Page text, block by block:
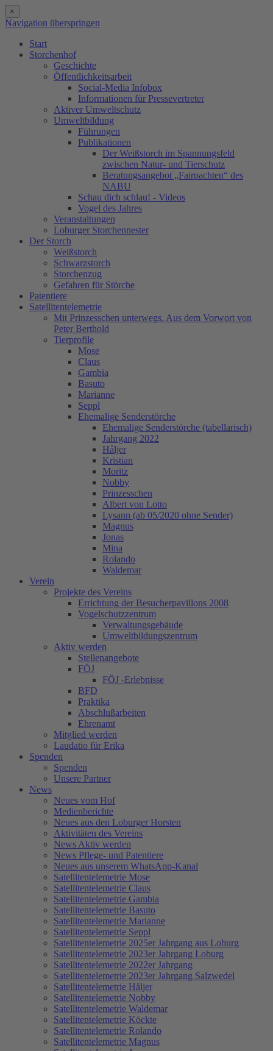
×
Navigation überspringen
Start
Storchenhof
Geschichte
Öffentlichkeitsarbeit
Social-Media Infobox
Informationen für Pressevertreter
Aktiver Umweltschutz
Umweltbildung
Führungen
Publikationen
Der Weißstorch im Spannungsfeld
zwischen Natur- und Tierschutz
Beratungsangebot „Fairpachten“ des
NABU
Schau dich schlau! - Videos
Vogel des Jahres
Veranstaltungen
Loburger Storchennester
Der Storch
Weißstorch
Schwarzstorch
Storchenzug
Gefahren für Störche
Patentiere
Satellitentelemetrie
Mit Prinzesschen unterwegs. Aus dem Vorwort von
Peter Berthold
Tierprofile
Mose
Claus
Gambia
Basuto
Marianne
Seppl
Ehemalige Senderstörche
Ehemalige Senderstörche (tabellarisch)
Jahrgang 2022
Håljer
Kristian
Moritz
Nobby
Prinzesschen
Albert von Lotto
Lysann (ab 05/2020 ohne Sender)
Magnus
Jonas
Mina
Rolando
Waldemar
Verein
Projekte des Vereins
Errichtung der Besucherpavillons 2008
Vogelschutzzentrum
Verwaltungsgebäude
Umweltbildungszentrum
Aktiv werden
Stellenangebote
FÖJ
FÖJ -Erlebnisse
BFD
Praktika
Abschlußarbeiten
Ehrenamt
Mitglied werden
Laudatio für Erika
Spenden
Spenden
Unsere Partner
News
Neues vom Hof
Medienberichte
Neues aus den Loburger Horsten
Aktivitäten des Vereins
News Aktiv werden
News Pflege- und Patentiere
Neues aus unserem WhatsApp-Kanal
Satellitentelemetrie Mose
Satellitentelemetrie Claus
Satellitentelemetrie Gambia
Satellitentelemetrie Basuto
Satellitentelemetrie Marianne
Satellitentelemetrie Seppl
Satellitentelemetrie 2025er Jahrgang aus Loburg
Satellitentelemetrie 2023er Jahrgang Loburg
Satellitentelemetrie 2022er Jahrgang
Satellitentelemetrie 2023er Jahrgang Salzwedel
Satellitentelemetrie Håljer
Satellitentelemetrie Nobby
Satellitentelemetrie Waldemar
Satellitentelemetrie Köckte
Satellitentelemetrie Rolando
Satellitentelemetrie Magnus